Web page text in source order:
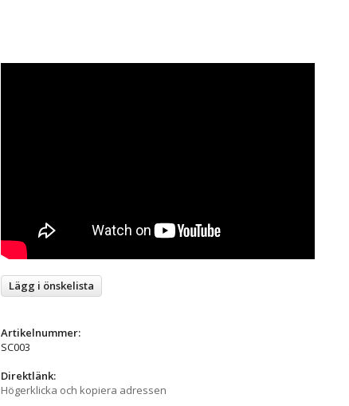
Lägg i önskelista
Artikelnummer:
SC003
Direktlänk:
Högerklicka och kopiera adressen